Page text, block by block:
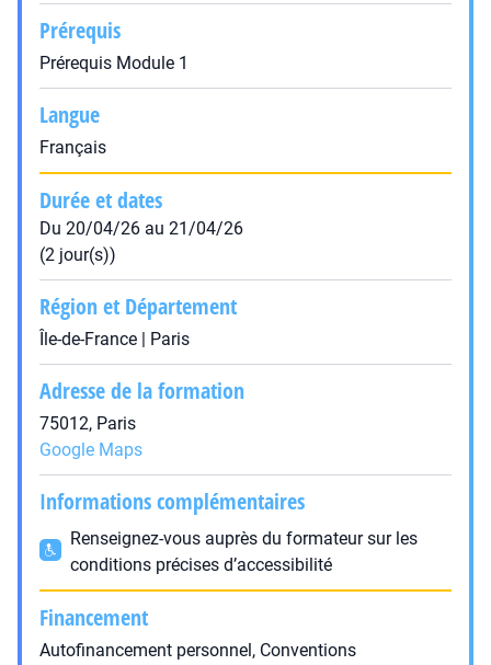
Prérequis
Prérequis Module 1
Langue
Français
Durée et dates
Du 20/04/26 au 21/04/26
(2 jour(s))
Région et Département
Île-de-France | Paris
Adresse de la formation
75012, Paris
Google Maps
Informations complémentaires
Renseignez-vous auprès du formateur sur les
conditions précises d’accessibilité
Financement
Autofinancement personnel, Conventions